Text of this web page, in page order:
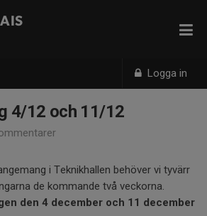
Logga in
4/12 och 11/12
i Teknikhallen behöver vi tyvärr
de kommande två veckorna.
den 4 december och 11 december